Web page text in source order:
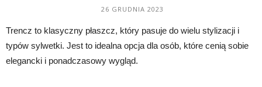
26 GRUDNIA 2023
Trencz to klasyczny płaszcz, który pasuje do wielu stylizacji i
typów sylwetki. Jest to idealna opcja dla osób, które cenią sobie
elegancki i ponadczasowy wygląd.